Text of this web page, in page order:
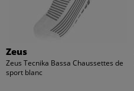
Zeus
Zeus Tecnika Bassa Chaussettes de
sport blanc